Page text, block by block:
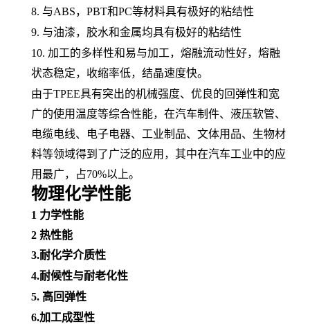
8. 与ABS， PBT和PC等材料具有极好的粘结性
9. 与油漆，胶水和金属均具有极好的粘结性
10. 加工的多样性和易与加工， 熔融流动性好，熔融
状态稳定， 收缩率低，结晶速度快。
由于TPEE具有突出的机械强度、优良的回弹性和宽
广的使用温度等综合性能，在汽车制件、 液压软管、
电缆电线、 电子电器、工业制品、 文体用品、生物材
料等领域得到了广泛的应用，其中在汽车工业中的应
用最广，占70%以上。
物理化学性能
1 力学性能
2 热性能
3.耐化学介质性
4.耐候性与耐老化性
5. 高回弹性
6.加工成型性